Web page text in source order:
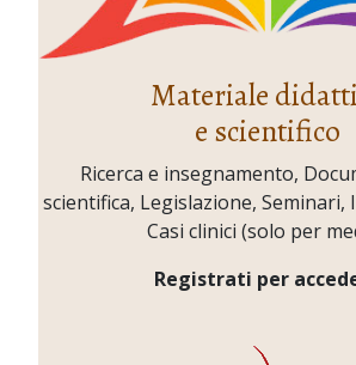
Materiale
e scientifico
Ricerca e insegnamento,
scientifica, Legislazione, Seminari,
Casi clinici (solo per
Registrati per